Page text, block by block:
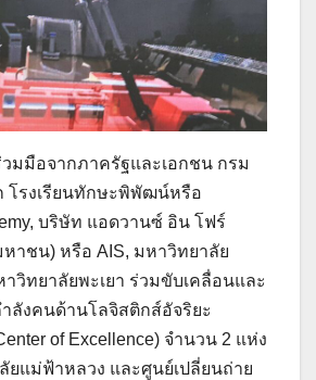
มมือจากภาครัฐและเอกชน กรม
โรงเรียนทักษะพิพัฒน์หรือ
บริษัท แอดวานซ์ อิน โฟร์
หาชน) หรือ AIS, มหาวิทยาลัย
าวิทยาลัยพะเยา ร่วมขับเคลื่อนและ
ลังคนด้านโลจิสติกส์อัจริยะ
of Excellence) จำนวน 2 แห่ง
ยแม่ฟ้าหลวง และศูนย์เปลี่ยนถ่าย